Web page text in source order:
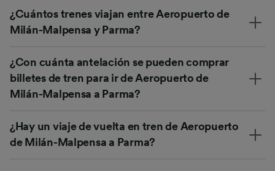
¿Cuántos trenes viajan entre Aeropuerto de
Milán-Malpensa y Parma?
¿Con cuánta antelación se pueden comprar
billetes de tren para ir de Aeropuerto de
Milán-Malpensa a Parma?
¿Hay un viaje de vuelta en tren de Aeropuerto
de Milán-Malpensa a Parma?